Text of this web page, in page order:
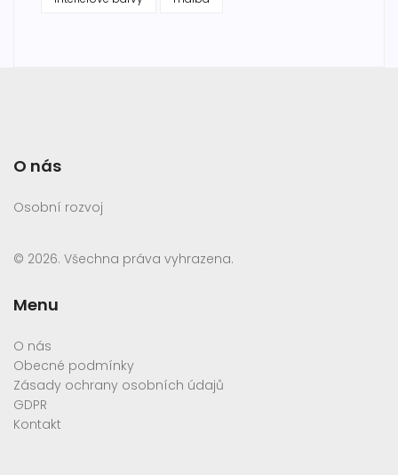
O nás
Osobní rozvoj
© 2026. Všechna práva vyhrazena.
Menu
O nás
Obecné podmínky
Zásady ochrany osobních údajů
GDPR
Kontakt